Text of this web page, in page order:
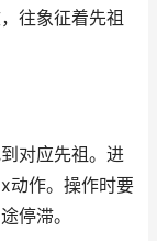
往象征着先祖
对应先祖。进
动作。操作时要
停滞。